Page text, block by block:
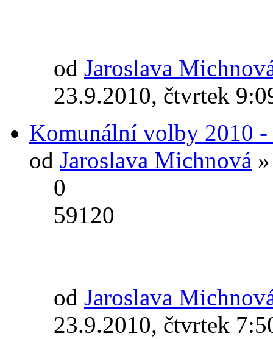
od Jaroslava
23.9.2010, čtvrtek
Komunální volby 2010 -
od Jaroslava Michnová
0
59120
od Jaroslava
23.9.2010, čtvrtek